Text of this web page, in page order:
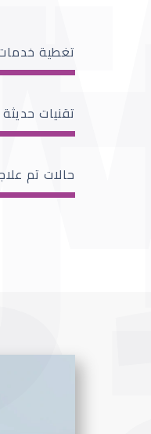
تغطية
تقنيات
حالات تم